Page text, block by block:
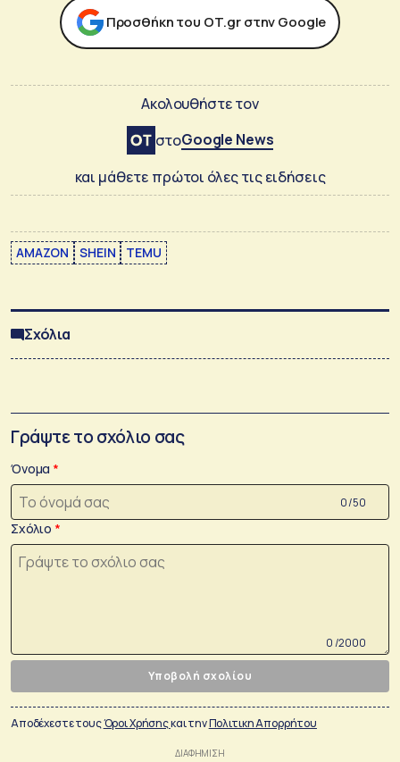
Προσθήκη του ΟΤ.gr στην Google
Ακολουθήστε τον
στοGoogle News
και μάθετε πρώτοι όλες τις ειδήσεις
AMAZON SHEIN TEMU
Σχόλια
Γράψτε το σχόλιο σας
Όνομα
0 /50
Σχόλιο
0 /2000
Υποβολή σχολίου
Αποδέχεστε τουςΌροι Χρήσηςκαι τηνΠολιτικη Απορρήτου